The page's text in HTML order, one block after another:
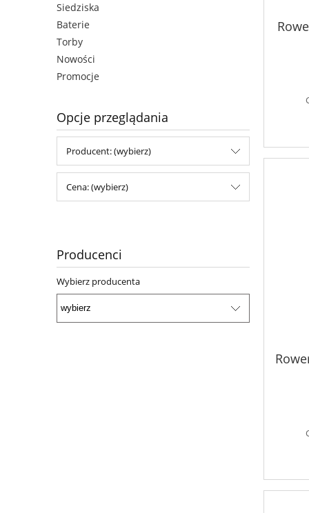
Siedziska
Baterie
Torby
Nowości
Promocje
Opcje przeglądania
Producent: (wybierz)
Cena: (wybierz)
Producenci
Wybierz producenta